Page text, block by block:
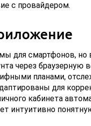
с провайдером.
для смартфонов,
через браузерную
планами,
для
кабинета
интуитивно